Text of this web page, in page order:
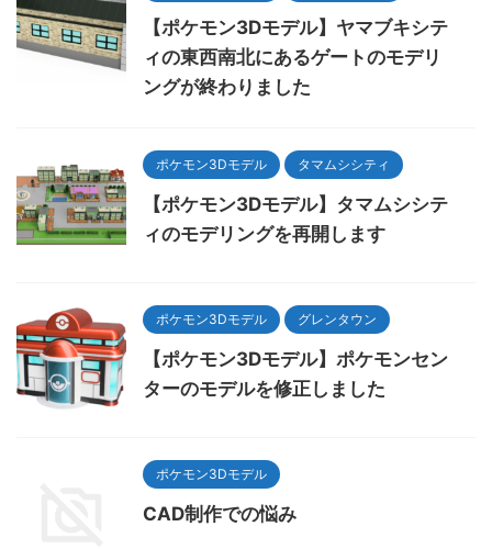
【ポケモン3Dモデル】ヤマブキシテ
ィの東西南北にあるゲートのモデリ
ングが終わりました
ポケモン3Dモデル タマムシシティ
【ポケモン3Dモデル】タマムシシテ
ィのモデリングを再開します
ポケモン3Dモデル グレンタウン
【ポケモン3Dモデル】ポケモンセン
ターのモデルを修正しました
ポケモン3Dモデル
CAD制作での悩み